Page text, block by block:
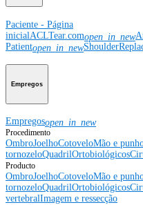
Paciente - Página
inicialACLTear.comopen_in_new
Patientopen_in_new
Empregos
Empregosopen_in_new
Procedimento
OmbroJoelhoCotoveloMão e
tornozeloQuadrilOrtobiológicos
Producto
OmbroJoelhoCotoveloMão e
tornozeloQuadrilOrtobiológicos
vertebralImagem e ressecção